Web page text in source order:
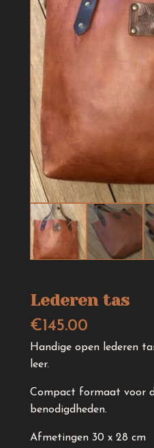
Lederen tas
€145.00
Handige open lederen
leer.
Compact formaat voor
benodigdheden.
Afmetingen 30 x 28 cm